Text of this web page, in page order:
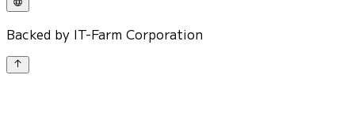
Backed by IT-Farm Corporation